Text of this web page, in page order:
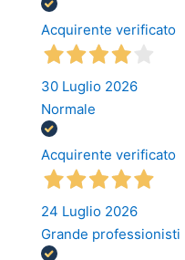
Acquirente verificato
30 Luglio 2026
Normale
Acquirente verificato
24 Luglio 2026
Grande professionisti